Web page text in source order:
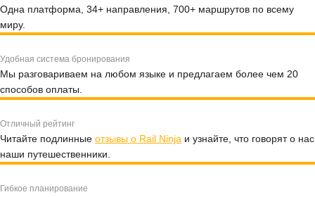
Одна платформа, 34+ направления, 700+ маршрутов по всему
миру.
Удобная система бронирования
Мы разговариваем на любом языке и предлагаем более чем 20
способов оплаты.
Отличный рейтинг
Читайте подлинные отзывы о Rail Ninja и узнайте, что говорят о нас
наши путешественники.
Гибкое планирование